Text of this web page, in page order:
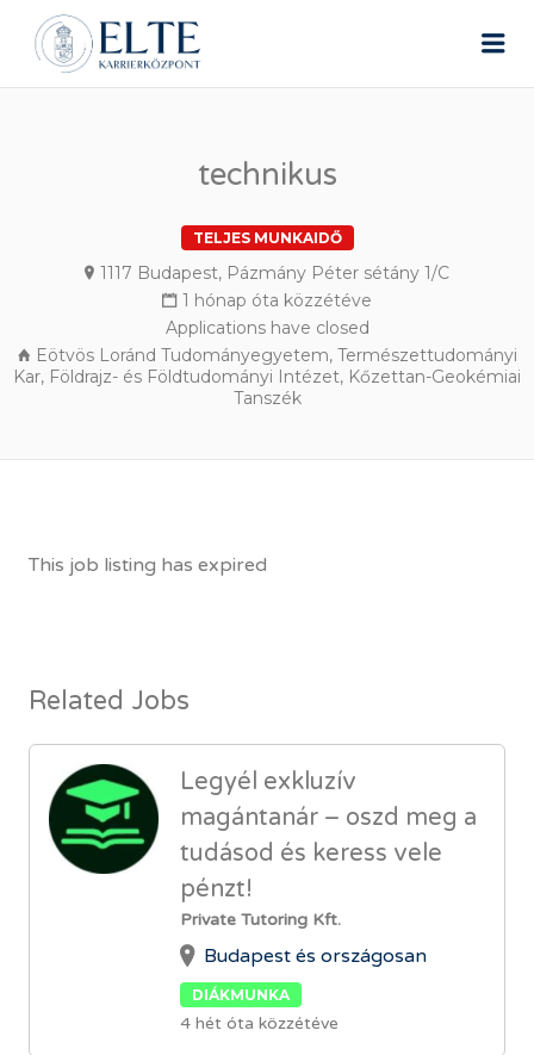
ELTE ÁLLÁSPORTÁL
technikus
TELJES MUNKAIDŐ
1117 Budapest, Pázmány Péter sétány 1/C
1 hónap óta közzétéve
Applications have closed
Eötvös Loránd Tudományegyetem, Természettudományi
Kar, Földrajz- és Földtudományi Intézet, Kőzettan-Geokémiai
Tanszék
This job listing has expired
Related Jobs
Legyél exkluzív
magántanár – oszd meg a
tudásod és keress vele
pénzt!
Private Tutoring Kft.
Budapest és országosan
DIÁKMUNKA
4 hét óta közzétéve